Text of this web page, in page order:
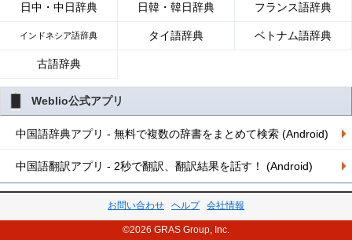
日中・中日辞典 日韓・韓日辞典 フランス語辞典
インドネシア語辞典 タイ語辞典 ベトナム語辞典
古語辞典
Weblio公式アプリ
中国語辞典アプリ - 無料で複数の辞書をまとめて検索 (Android)
中国語翻訳アプリ - 2秒で翻訳、翻訳結果を話す！ (Android)
お問い合わせ ヘルプ 会社情報
©2026 GRAS Group, Inc.